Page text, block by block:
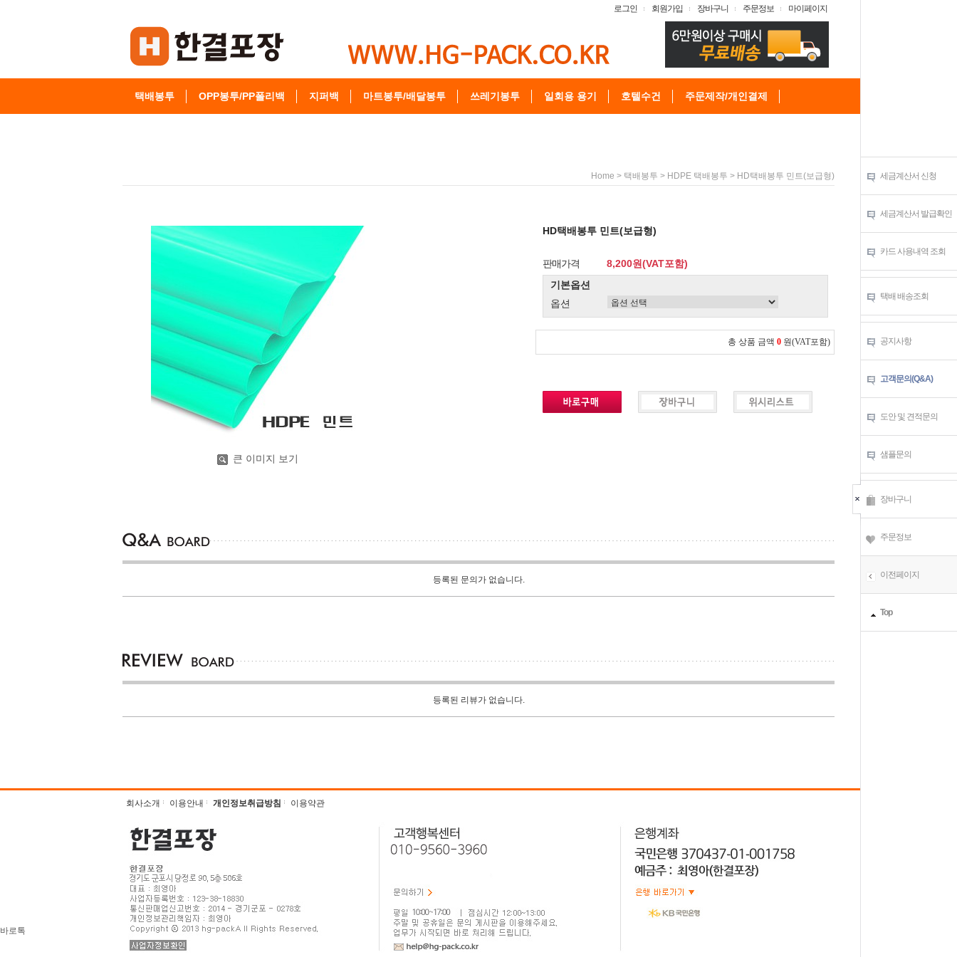
로그인 회원가입 장바구니 주문정보 마이페이지
택배봉투 OPP봉투/PP폴리백 지퍼백 마트봉투/배달봉투 쓰레기봉투 일회용 용기 호텔수건 주문제작/개인결제
Home > 택배봉투 > HDPE 택배봉투 > HD택배봉투 민트(보급형)
큰 이미지 보기
HD택배봉투 민트(보급형)
판매가격
8,200원(VAT포함)
기본옵션
옵션
총 상품 금액 0 원(VAT포함)
등록된 문의가 없습니다.
등록된 리뷰가 없습니다.
회사소개 이용안내 개인정보취급방침 이용약관
세금계산서 신청
세금계산서 발급확인
카드 사용내역 조회
택배 배송조회
공지사항
고객문의(Q&A)
도안 및 견적문의
샘플문의
장바구니
주문정보
이전페이지
Top
바로톡